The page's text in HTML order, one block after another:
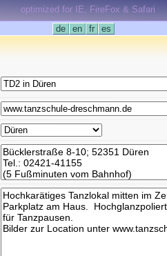
optimized for IE, FireFox & Safari
de en fr
es